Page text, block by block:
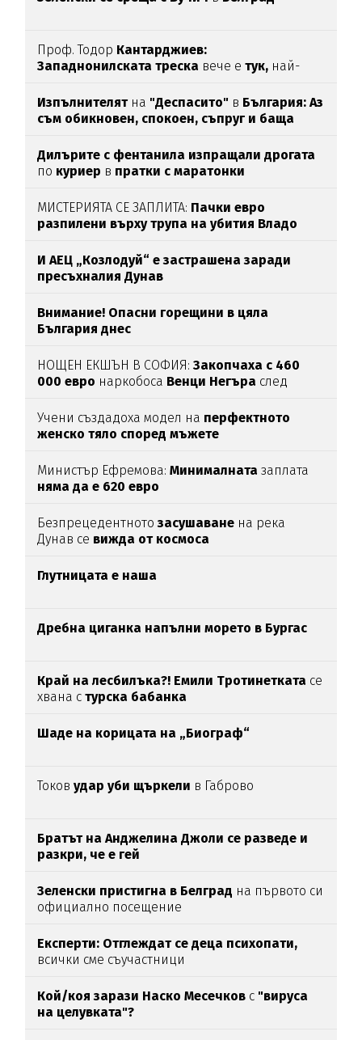
Проф. Тодор Кантарджиев:
Западнонилската треска вече етук, най-
Изпълнителятна "Деспасито" в България: Аз
съм обикновен, спокоен, съпруг и баща
Дилърите с фентанила изпращали дрогата
по куриер в пратки с маратонки
МИСТЕРИЯТА СЕ ЗАПЛИТА: Пачки евро
разпилени върху трупа на убития Владо
И АЕЦ „Козлодуй“ е застрашена заради
пресъхналия Дунав
Внимание! Опасни горещини в цяла
България днес
НОЩЕН ЕКШЪН В СОФИЯ:Закопчаха с 460
000 евро наркобоса Венци Негъра след
Учени създадоха модел на перфектното
женско тяло според мъжете
Министър Ефремова:Минималната заплата
няма да е 620 евро
Безпрецедентнотозасушаване на река
Дунав се вижда от космоса
Глутницата е наша
Дребна циганка напълни морето в Бургас
Край на лесбилъка?! Емили Тротинетката се
хвана с турска бабанка
Шаде на корицата на „Биограф“
Токовудар уби щъркели в Габрово
Братът на Анджелина Джоли се разведе и
разкри, че е гей
Зеленски пристигна в Белград на първото си
официално посещение
Експерти: Отглеждат се деца психопати,
всички сме съучастници
Кой/коя зарази Наско Месечков с "вируса
на целувката"?